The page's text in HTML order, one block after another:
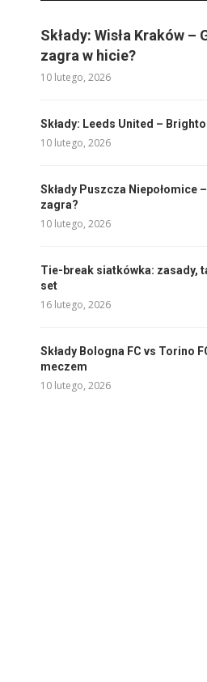
Składy: Wisła Kraków –
zagra w hicie?
10 lutego, 2026
Składy: Leeds United –
10 lutego, 2026
Składy Puszcza Niepołomice
zagra?
10 lutego, 2026
Tie-break siatkówka: zasady,
set
16 lutego, 2026
Składy Bologna FC vs Torino
meczem
10 lutego, 2026